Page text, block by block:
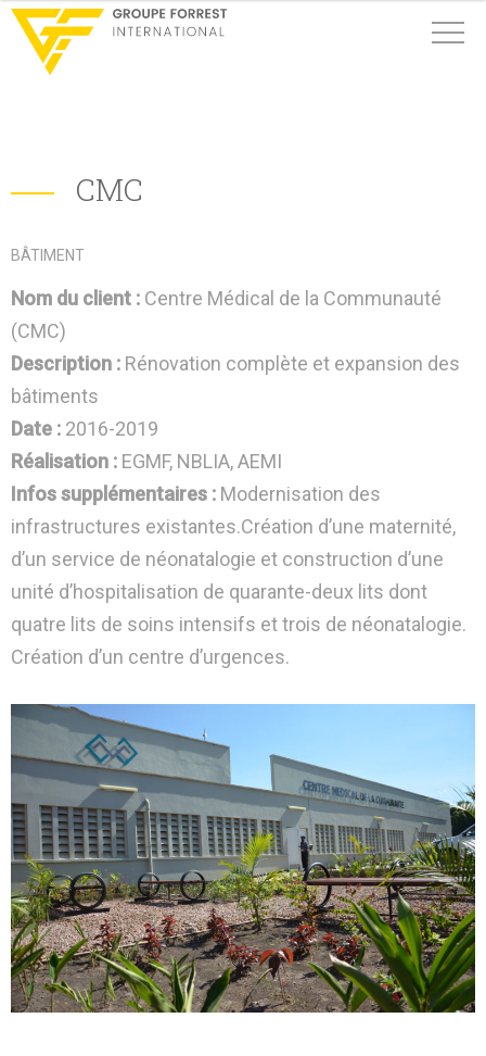
CMC
BÂTIMENT
Nom du client : Centre Médical de la Communauté
(CMC)
Description : Rénovation complète et expansion des
bâtiments
Date : 2016-2019
Réalisation : EGMF, NBLIA, AEMI
Infos supplémentaires : Modernisation des
infrastructures existantes.Création d’une maternité,
d’un service de néonatalogie et construction d’une
unité d’hospitalisation de quarante-deux lits dont
quatre lits de soins intensifs et trois de néonatalogie.
Création d’un centre d’urgences.